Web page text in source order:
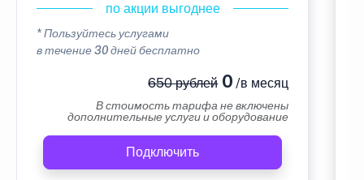
по акции выгоднее
* Пользуйтесь услугами
в течение 30 дней бесплатно
650 рублей0 /в месяц
В стоимость тарифа не включены
дополнительные услуги и оборудование
Подключить